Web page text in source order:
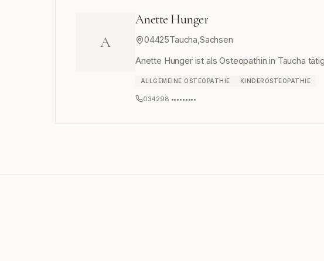
A
Anette Hunger
04425Taucha,Sachsen
Anette Hunger ist als Osteopathin in Taucha
ALLGEMEINE OSTEOPATHIE KINDEROSTEOPATHIE
034298 •••••••••